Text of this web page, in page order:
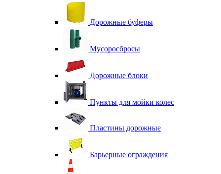
Дорожные буферы
Мусоросбросы
Дорожные блоки
Пункты для мойки колес
Пластины дорожные
Барьерные ограждения